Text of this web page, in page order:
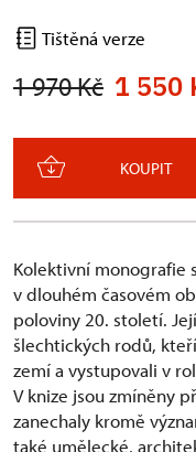
Tištěná verze
1 970 Kč 1 550
KOUPIT
Kolektivní monografie
v dlouhém časovém
poloviny 20. století.
šlechtických rodů,
zemí a vystupovali v
V knize jsou zmíněny
zanechaly kromě
také umělecké,